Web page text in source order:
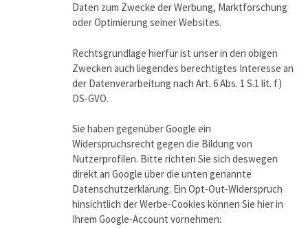
Daten zum Zwecke der Werbung, Marktforschung
oder Optimierung seiner Websites.
Rechtsgrundlage hierfür ist unser in den obigen
Zwecken auch liegendes berechtigtes Interesse an
der Datenverarbeitung nach Art. 6 Abs. 1 S.1 lit. f)
DS-GVO.
Sie haben gegenüber Google ein
Widerspruchsrecht gegen die Bildung von
Nutzerprofilen. Bitte richten Sie sich deswegen
direkt an Google über die unten genannte
Datenschutzerklärung. Ein Opt-Out-Widerspruch
hinsichtlich der Werbe-Cookies können Sie hier in
Ihrem Google-Account vornehmen: